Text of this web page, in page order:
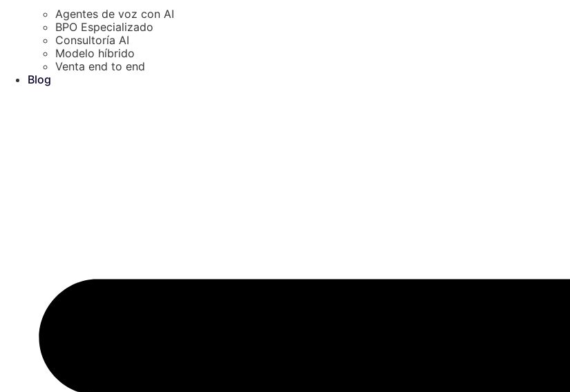
Agentes de voz con AI
BPO Especializado
Consultoría AI
Modelo híbrido
Venta end to end
Blog